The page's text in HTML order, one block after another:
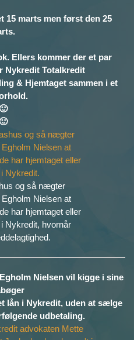
15 marts men først den 25
Ellers kommer der et par
Nykredit Totalkredit
& Hjemtaget sammen i et
🙂
🙂
og så nægter
Nielsen at
har hjemtaget eller
Nykredit, hvornår
Nielsen vil kigge i sine
lån i Nykredit, uden at sælge
udbetaling.